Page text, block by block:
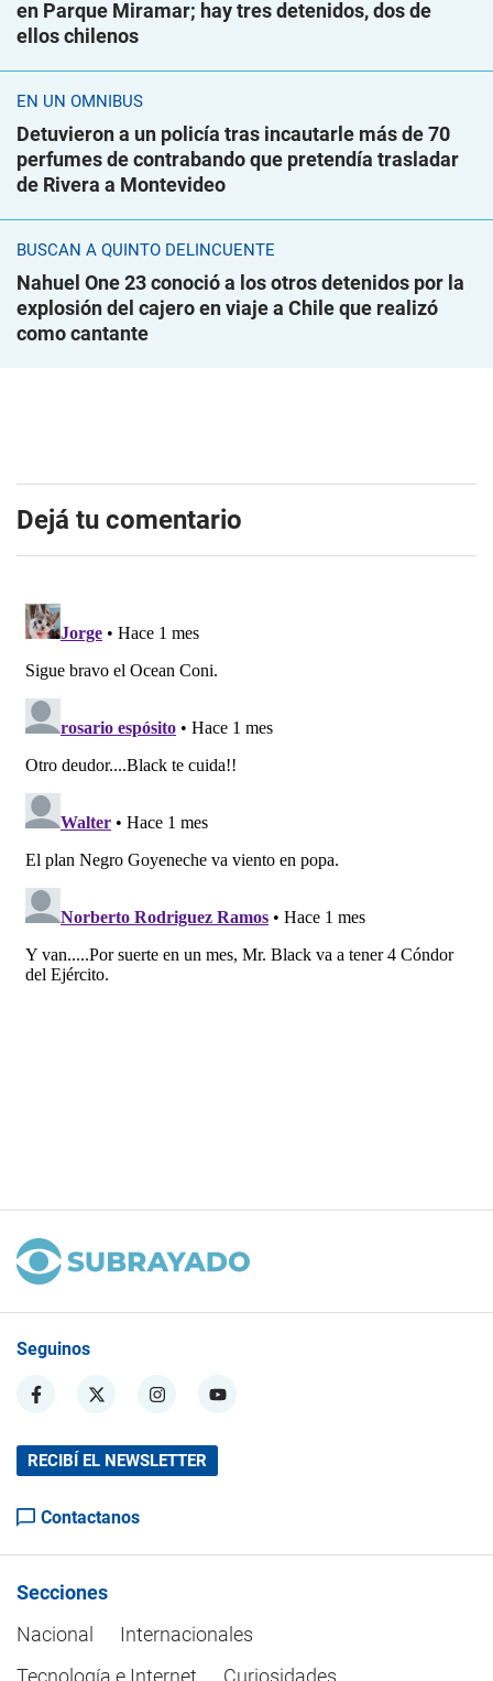
en Parque Miramar; hay tres detenidos, dos de
ellos chilenos
EN UN ÓMNIBUS
Detuvieron a un policía tras incautarle más de 70
perfumes de contrabando que pretendía trasladar
de Rivera a Montevideo
BUSCAN A QUINTO DELINCUENTE
Nahuel One 23 conoció a los otros detenidos por la
explosión del cajero en viaje a Chile que realizó
como cantante
Dejá tu comentario
Seguinos
RECIBÍ EL NEWSLETTER
Contactanos
Secciones
Nacional
Internacionales
Tecnología e Internet
Curiosidades